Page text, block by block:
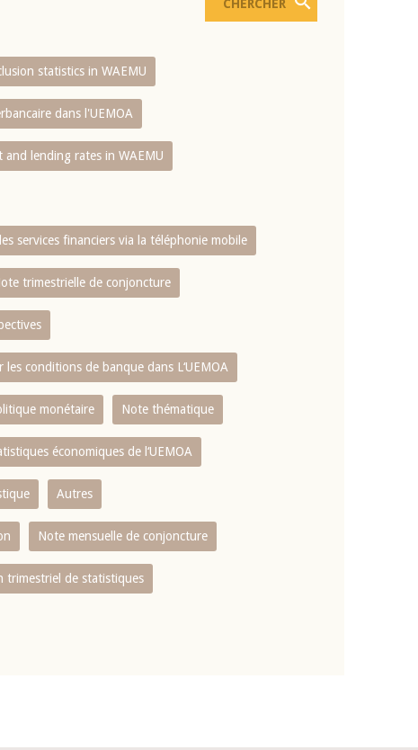
statistics in WAEMU
dans l'UEMOA
and lending rates in WAEMU
services financiers via la téléphonie mobile
trimestrielle de conjoncture
les conditions de banque dans L‘UEMOA
monétaire Note thématique
économiques de l‘UEMOA
Autres
Note mensuelle de conjoncture
trimestriel de statistiques